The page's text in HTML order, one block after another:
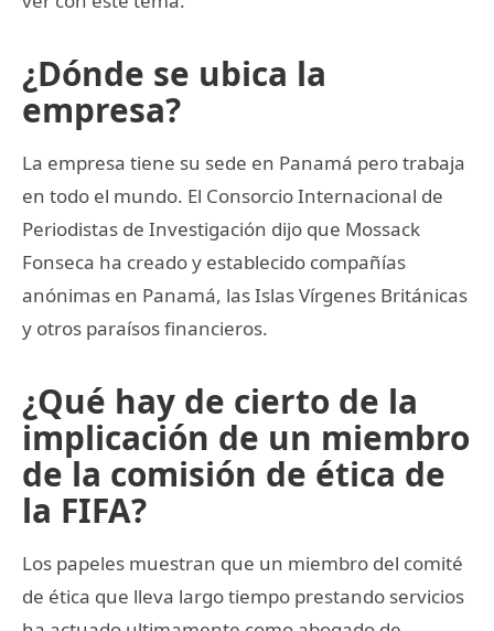
¿Dónde se ubica la
empresa?
La empresa tiene su sede en Panamá pero trabaja
en todo el mundo. El Consorcio Internacional de
Periodistas de Investigación dijo que Mossack
Fonseca ha creado y establecido compañías
anónimas en Panamá, las Islas Vírgenes Británicas
y otros paraísos financieros.
¿Qué hay de cierto de la
implicación de un miembro
de la comisión de ética de
la FIFA?
Los papeles muestran que un miembro del comité
de ética que lleva largo tiempo prestando servicios